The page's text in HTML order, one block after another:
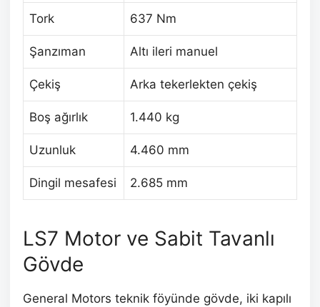
Tork 637 Nm
Şanzıman Altı ileri manuel
Çekiş Arka tekerlekten çekiş
Boş ağırlık 1.440 kg
Uzunluk 4.460 mm
Dingil mesafesi 2.685 mm
LS7 Motor ve Sabit Tavanlı
Gövde
General Motors teknik föyünde gövde, iki kapılı